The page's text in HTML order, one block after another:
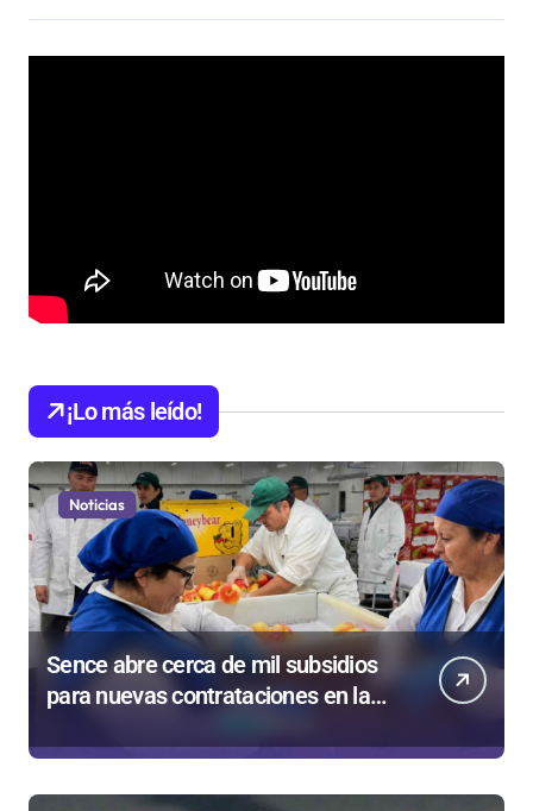
¡Lo más leído!
Noticias
Sence abre cerca de mil subsidios
para nuevas contrataciones en la